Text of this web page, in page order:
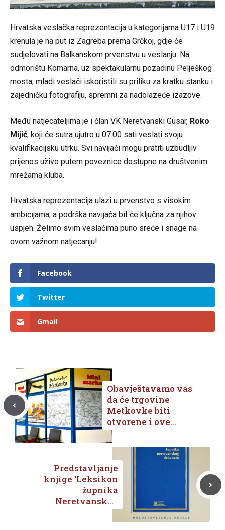
Hrvatska veslačka reprezentacija u kategorijama U17 i U19
krenula je na put iz Zagreba prema Grčkoj, gdje će
sudjelovati na Balkanskom prvenstvu u veslanju. Na
odmorištu Komarna, uz spektakularnu pozadinu Pelješkog
mosta, mladi veslači iskoristili su priliku za kratku stanku i
zajedničku fotografiju, spremni za nadolazeće izazove.
Među natjecateljima je i član VK Neretvanski Gusar, Roko
Mijić, koji će sutra ujutro u 07:00 sati veslati svoju
kvalifikacijsku utrku. Svi navijači mogu pratiti uzbudljiv
prijenos uživo putem poveznice dostupne na društvenim
mrežama kluba.
Hrvatska reprezentacija ulazi u prvenstvo s visokim
ambicijama, a podrška navijača bit će ključna za njihov
uspjeh. Želimo svim veslačima puno sreće i snage na
ovom važnom natjecanju!
Facebook
Twitter
Gmail
Obavještavamo vas
da će trgovine
Metkovke biti
otvorene i ove
nedjelje, 14. rujna!
Predstavljanje
knjige ‘Leksikon
župnika
Neretvanskog
dekanata’ dr. sc.
Ivana Armande